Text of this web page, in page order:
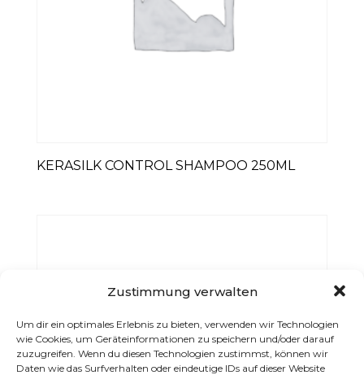
Zustimmung verwalten
Um dir ein optimales Erlebnis zu bieten, verwenden wir Technologien
wie Cookies, um Geräteinformationen zu speichern und/oder darauf
zuzugreifen. Wenn du diesen Technologien zustimmst, können wir
Daten wie das Surfverhalten oder eindeutige IDs auf dieser Website
KERASILK CONTROL SHAMPOO 250ML